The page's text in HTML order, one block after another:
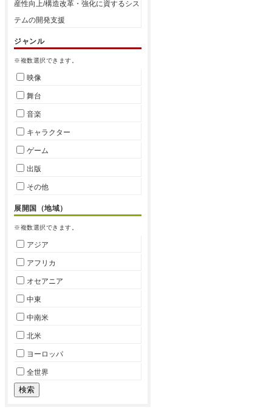
産性向上/構造改革・強化に資するシス
テムの開発支援
ジャンル
※複数選択できます。
映像
舞台
音楽
キャラクター
ゲーム
出版
その他
展開国（地域）
※複数選択できます。
アジア
アフリカ
オセアニア
中東
中南米
北米
ヨーロッパ
全世界